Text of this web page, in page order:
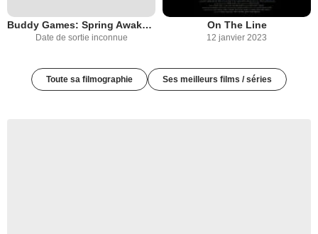
Buddy Games: Spring Awakening
Date de sortie inconnue
On The Line
12 janvier 2023
Toute sa filmographie Ses meilleurs films / séries